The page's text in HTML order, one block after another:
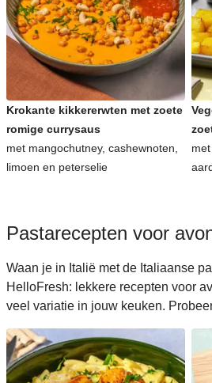
Krokante kikkererwten met zoete
romige currysaus
met mangochutney, cashewnoten,
limoen en peterselie
Pastarecepten voor
Waan je in Italië met de Italiaanse
HelloFresh: lekkere recepten voor
veel variatie in jouw keuken.